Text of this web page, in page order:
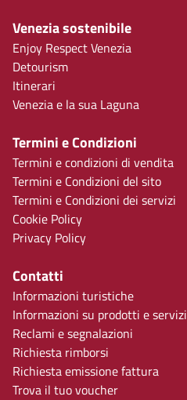
Venezia sostenibile
Enjoy Respect Venezia
Detourism
Itinerari
Venezia e la sua Laguna
Termini e Condizioni
Termini e condizioni di vendita
Termini e Condizioni del sito
Termini e Condizioni dei servizi
Cookie Policy
Privacy Policy
Contatti
Informazioni turistiche
Informazioni su prodotti e servizi
Reclami e segnalazioni
Richiesta rimborsi
Richiesta emissione fattura
Trova il tuo voucher